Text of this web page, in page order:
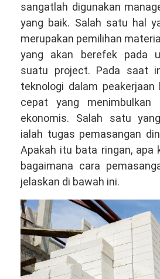
sangatlah digunakan
yang baik. Salah satu hal
merupakan pemilihan
yang akan berefek pada
suatu project. Pada saat
teknologi dalam
cepat yang menimbulkan
ekonomis. Salah satu
ialah tugas pemasangan
Apakah itu bata ringan, apa
bagaimana cara
jelaskan di bawah ini.